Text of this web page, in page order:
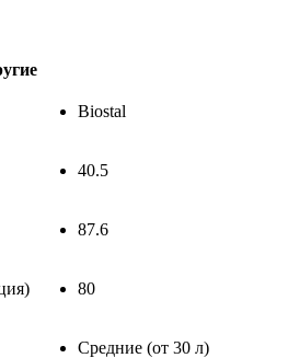
Biostal
40.5
87.6
80
Средние (от 30 л)